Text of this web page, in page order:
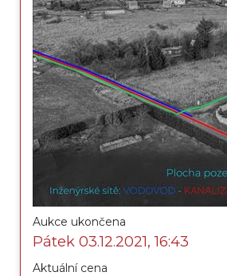
Aukce ukončena
Pátek 03.12.2021, 16:43
Aktuální cena